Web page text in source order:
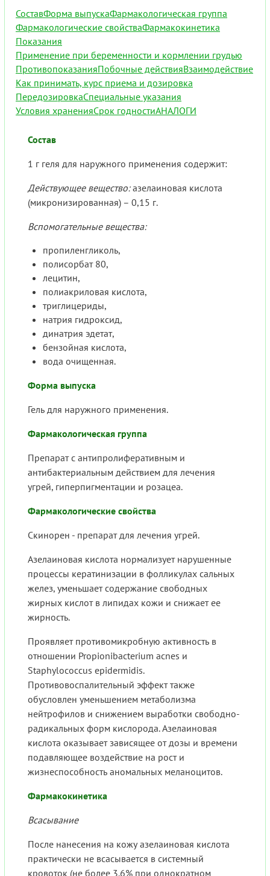
СоставФорма выпускаФармакологическая группа
Фармакологические свойстваФармакокинетика
Показания
Применение при беременности и кормлении грудью
ПротивопоказанияПобочные действияВзаимодействие
Как принимать, курс приема и дозировка
ПередозировкаСпециальные указания
Условия храненияСрок годностиАНАЛОГИ
Состав
1 г геля для наружного применения содержит:
Действующее вещество:азелаиновая кислота
(микронизированная) – 0,15 г.
Вспомогательные вещества:
пропиленгликоль,
полисорбат 80,
лецитин,
полиакриловая кислота,
триглицериды,
натрия гидроксид,
динатрия эдетат,
бензойная кислота,
вода очищенная.
Форма выпуска
Гель для наружного применения.
Фармакологическая группа
Препарат с антипролиферативным и
антибактериальным действием для лечения
угрей, гиперпигментации и розацеа.
Фармакологические свойства
Скинорен - препарат для лечения угрей.
Азелаиновая кислота нормализует нарушенные
процессы кератинизации в фолликулах сальных
желез, уменьшает содержание свободных
жирных кислот в липидах кожи и снижает ее
жирность.
Проявляет противомикробную активность в
отношении Propionibacterium acnes и
Staphylococcus epidermidis.
Противовоспалительный эффект также
обусловлен уменьшением метаболизма
нейтрофилов и снижением выработки свободно-
радикальных форм кислорода. Азелаиновая
кислота оказывает зависящее от дозы и времени
подавляющее воздействие на рост и
жизнеспособность аномальных меланоцитов.
Фармакокинетика
Всасывание
После нанесения на кожу азелаиновая кислота
практически не всасывается в системный
кровоток (не более 3.6% при однократном